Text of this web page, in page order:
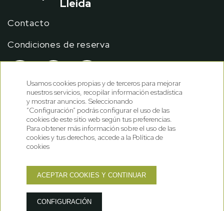
Contacto
Condiciones de reserva
Política de cookies Política de privacidad Nota legal
Usamos cookies propias y de terceros para mejorar
nuestros servicios, recopilar información estadística
y mostrar anuncios. Seleccionando
“Configuración” podrás configurar el uso de las
cookies de este sitio web según tus preferencias.
Para obtener más información sobre el uso de las
cookies y tus derechos, accede a la Política de
cookies
ACEPTAR COOKIES Y CONTINUAR
CONFIGURACIÓN